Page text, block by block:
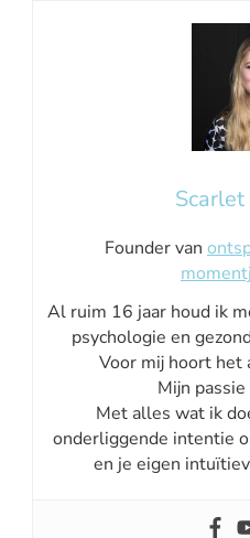
Founder van
Al ruim 16 jaar houd ik
psychologie en
Voor mij hoort het
Mijn passie
Met alles wat ik
onderliggende intentie
en je eigen